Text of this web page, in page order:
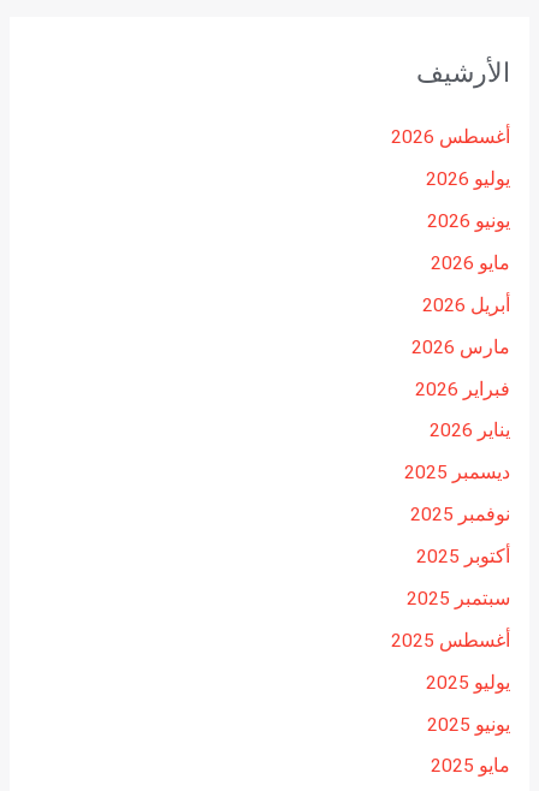
الأرشيف
أغسطس 2026
يوليو 2026
يونيو 2026
مايو 2026
أبريل 2026
مارس 2026
فبراير 2026
يناير 2026
ديسمبر 2025
نوفمبر 2025
أكتوبر 2025
سبتمبر 2025
أغسطس 2025
يوليو 2025
يونيو 2025
مايو 2025